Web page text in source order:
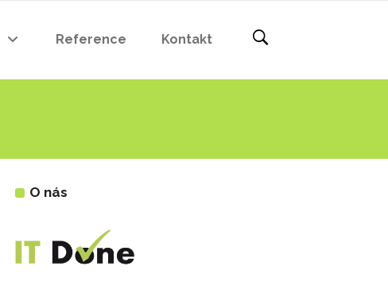
Reference Kontakt
O nás